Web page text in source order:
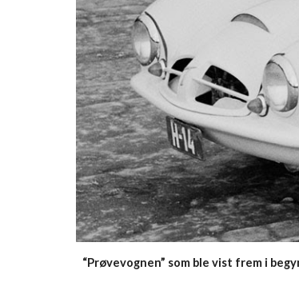
“Prøvevognen” som ble vist frem i